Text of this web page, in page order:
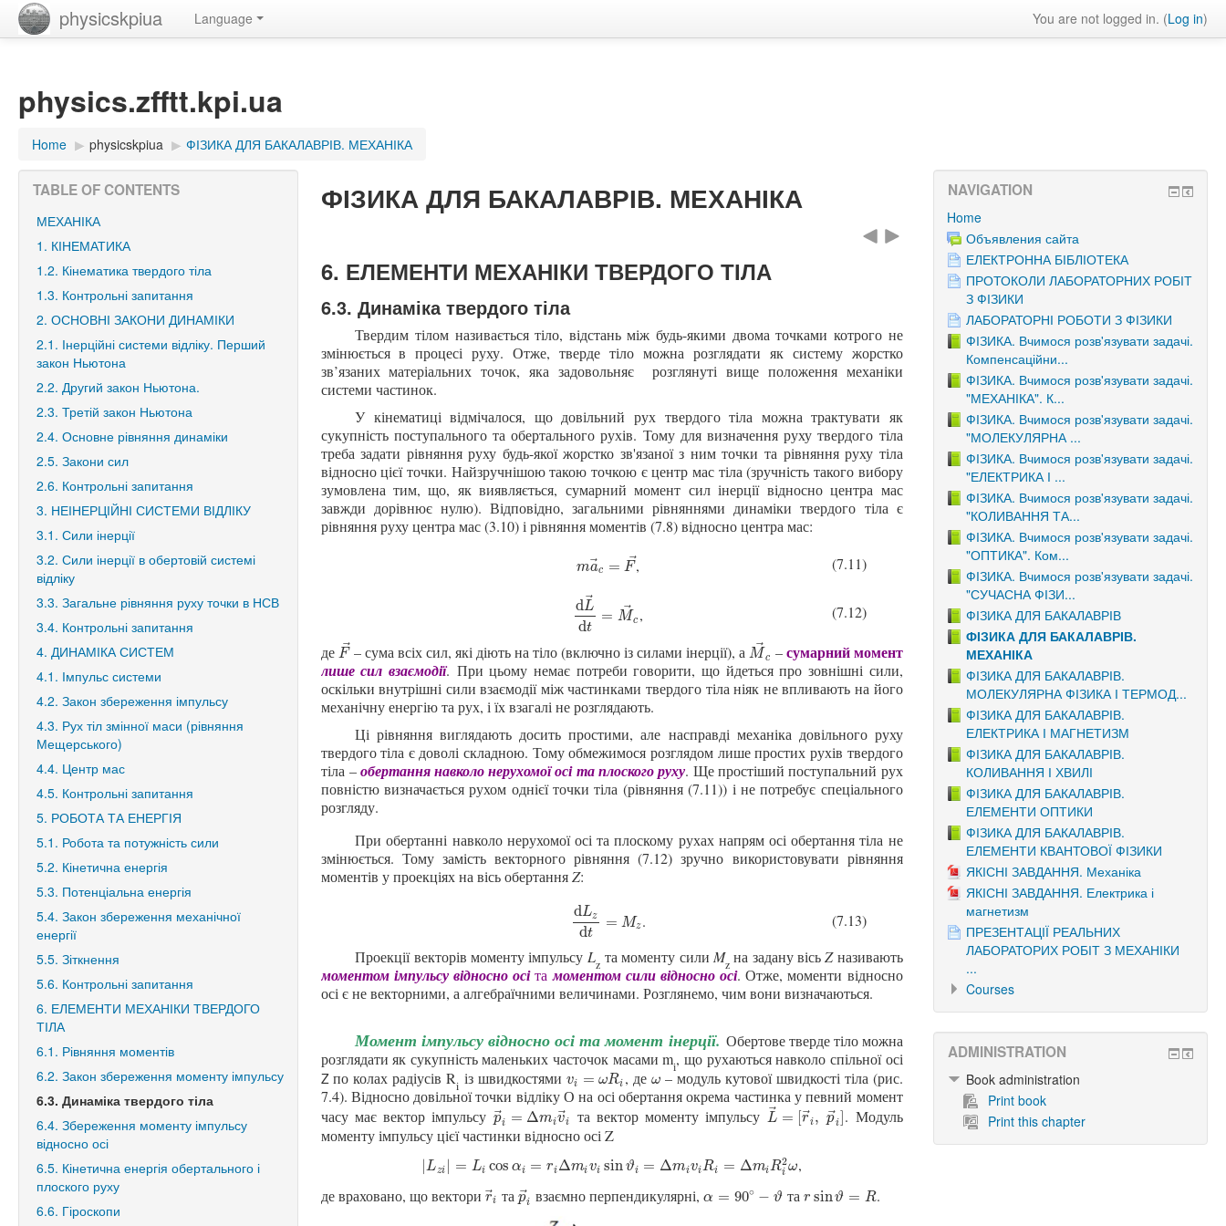
physicskpiua You are not logged in. (Log in)
Language
physics.zfftt.kpi.ua
Home ▶︎ physicskpiua ▶︎ ФІЗИКА ДЛЯ БАКАЛАВРІВ. МЕХАНІКА
ФІЗИКА ДЛЯ БАКАЛАВРІВ. МЕХАНІКА
6. ЕЛЕМЕНТИ МЕХАНІКИ ТВЕРДОГО ТІЛА
6.3. Динаміка твердого тіла
Твердим тілом називається тіло, відстань між будь-якими двома точками котрого не
змінюється в процесі руху. Отже, тверде тіло можна розглядати як систему жорстко
зв’язаних матеріальних точок, яка задовольняє розглянуті вище положення механіки
системи частинок.
У кінематиці відмічалося, що довільний рух твердого тіла можна трактувати як
сукупність поступального та обертального рухів. Тому для визначення руху твердого тіла
треба задати рівняння руху будь-якої жорстко зв'язаної з ним точки та рівняння руху тіла
відносно цієї точки. Найзручнішою такою точкою є центр мас тіла (зручність такого вибору
зумовлена тим, що, як виявляється, сумарний момент сил інерції відносно центра мас
завжди дорівнює нулю). Відповідно, загальними рівняннями динаміки твердого тіла є
рівняння руху центра мас (3.10) і рівняння моментів (7.8) відносно центра мас:
ma⃗c = F⃗
ma→ c= F→, (7.11)
dL
dt
= M⃗
c
dL→dt =M→, (7.12)
де F⃗
F→– сума всіх сил, які діють на тіло (включно із силами інерції), а M⃗
c
M→c
–сумарний момент
лише сил взаємодії. При цьому немає потреби говорити, що йдеться про зовнішні сили,
оскільки внутрішні сили взаємодії між частинками твердого тіла ніяк не впливають на його
механічну енергію та рух, і їх взагалі не розглядають.
Ці рівняння виглядають досить простими, але насправді механіка довільного руху
твердого тіла є доволі складною. Тому обмежимося розглядом лише простих рухів твердого
тіла –обертання навколо нерухомої осі та плоского руху.Ще простіший поступальний рух
повністю визначається рухом однієї точки тіла (рівняння (7.11)) і не потребує спеціального
розгляду.
При обертанні навколо нерухомої осі та плоскому рухах напрям осі обертання тіла не
змінюється. Тому замість векторного рівняння (7.12) зручно використовувати рівняння
моментів у проекціях на вісь обертанняZ:
dLz
dt
= Mz
dLzd =Mz .
(7.13)
Проекції векторів моменту імпульсу Lz та моменту сили Mz на задану вісьZназивають
моментом імпульсу відносно осі та моментом сили відносно осі. Отже, моменти відносно
осі є не векторними, а алгебраїчними величинами. Розглянемо, чим вони визначаються.
Момент імпульсу відносно осі та момент інерції. Обертове тверде тіло можна
розглядати як сукупність маленьких часточок масами mі, що рухаються навколо спільної осі
Zпо колах радіусів Ri із швидкостями vi = ωRi
vi=ω Ri , де ω
ω – модуль кутової швидкості тіла (рис.
7.4). Відносно довільної точки відліку О на осі обертання окрема частинка у певний момент
часу має вектор імпульсу p⃗
i = Δmiv⃗
i
p→i= Δmiv→ та вектор моменту імпульсу L⃗ = [r⃗
i , p⃗
i
L→= [r→ ,p→ ]
. Модуль
моменту імпульсу цієї частинки відносно осі Z
|Lzi = Li cos αi = ri Δmivi sinϑi = ΔmiviRi = ΔmiR2
i ω
|Lzi|= Li cosαi=riΔ mivisinϑi=ΔmiviRi=Δ miRi2ω
,
де враховано, що вектори r⃗
i
r→i
та p⃗
i
p→i
взаємно перпендикулярні,α = 90∘ − ϑ
α =90∘−ϑ та r sinϑ = R
rsinϑ=R .
TABLE OF CONTENTS
МЕХАНІКА
1. КІНЕМАТИКА
1.2. Кінематика твердого тіла
1.3. Контрольні запитання
2. ОСНОВНІ ЗАКОНИ ДИНАМІКИ
2.1. Інерційні системи відліку. Перший
закон Ньютона
2.2. Другий закон Ньютона.
2.3. Третій закон Ньютона
2.4. Основне рівняння динаміки
2.5. Закони сил
2.6. Контрольні запитання
3. НЕІНЕРЦІЙНІ СИСТЕМИ ВІДЛІКУ
3.1. Сили інерції
3.2. Сили інерції в обертовій системі
відліку
3.3. Загальне рівняння руху точки в НСВ
3.4. Контрольні запитання
4. ДИНАМІКА СИСТЕМ
4.1. Імпульс системи
4.2. Закон збереження імпульсу
4.3. Рух тіл змінної маси (рівняння
Мещерського)
4.4. Центр мас
4.5. Контрольні запитання
5. РОБОТА ТА ЕНЕРГІЯ
5.1. Робота та потужність сили
5.2. Кінетична енергія
5.3. Потенціальна енергія
5.4. Закон збереження механічної
енергії
5.5. Зіткнення
5.6. Контрольні запитання
6. ЕЛЕМЕНТИ МЕХАНІКИ ТВЕРДОГО
ТІЛА
6.1. Рівняння моментів
6.2. Закон збереження моменту імпульсу
6.3. Динаміка твердого тіла
6.4. Збереження моменту імпульсу
відносно осі
6.5. Кінетична енергія обертального і
плоского руху
6.6. Гіроскопи
NAVIGATION
Home
Объявления сайта
ЕЛЕКТРОННА БІБЛІОТЕКА
ПРОТОКОЛИ ЛАБОРАТОРНИХ РОБІТ
З ФІЗИКИ
ЛАБОРАТОРНІ РОБОТИ З ФІЗИКИ
ФІЗИКА. Вчимося розв'язувати задачі.
Компенсаційни...
ФІЗИКА. Вчимося розв'язувати задачі.
"МЕХАНІКА". К...
ФІЗИКА. Вчимося розв'язувати задачі.
"МОЛЕКУЛЯРНА ...
ФІЗИКА. Вчимося розв'язувати задачі.
"ЕЛЕКТРИКА І ...
ФІЗИКА. Вчимося розв'язувати задачі.
"КОЛИВАННЯ ТА...
ФІЗИКА. Вчимося розв'язувати задачі.
"ОПТИКА". Ком...
ФІЗИКА. Вчимося розв'язувати задачі.
"СУЧАСНА ФІЗИ...
ФІЗИКА ДЛЯ БАКАЛАВРІВ
ФІЗИКА ДЛЯ БАКАЛАВРІВ.
МЕХАНІКА
ФІЗИКА ДЛЯ БАКАЛАВРІВ.
МОЛЕКУЛЯРНА ФІЗИКА І ТЕРМОД...
ФІЗИКА ДЛЯ БАКАЛАВРІВ.
ЕЛЕКТРИКА І МАГНЕТИЗМ
ФІЗИКА ДЛЯ БАКАЛАВРІВ.
КОЛИВАННЯ І ХВИЛІ
ФІЗИКА ДЛЯ БАКАЛАВРІВ.
ЕЛЕМЕНТИ ОПТИКИ
ФІЗИКА ДЛЯ БАКАЛАВРІВ.
ЕЛЕМЕНТИ КВАНТОВОЇ ФІЗИКИ
ЯКІСНІ ЗАВДАННЯ. Механіка
ЯКІСНІ ЗАВДАННЯ. Електрика і
магнетизм
ПРЕЗЕНТАЦІЇ РЕАЛЬНИХ
ЛАБОРАТОРИХ РОБІТ З МЕХАНІКИ
...
Courses
ADMINISTRATION
Book administration
Print book
Print this chapter